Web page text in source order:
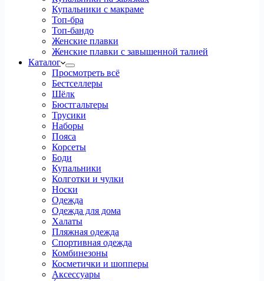
Купальники с макраме
Топ-бра
Топ-бандо
Женские плавки
Женские плавки с завышенной талией
Каталог
Просмотреть всё
Бестселлеры
Шёлк
Бюстгальтеры
Трусики
Наборы
Пояса
Корсеты
Боди
Купальники
Колготки и чулки
Носки
Одежда
Одежда для дома
Халаты
Пляжная одежда
Спортивная одежда
Комбинезоны
Косметички и шопперы
Аксессуары